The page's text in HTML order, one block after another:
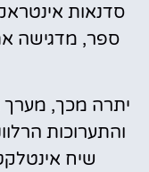
סדנאות
ספר, מדגישה
יתרה מכך, מערך
והתערוכות
שיח